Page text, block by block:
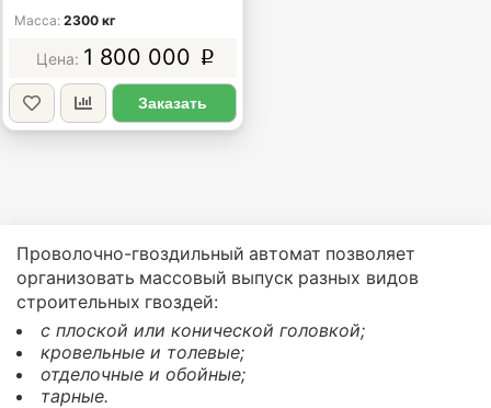
Масса 2300 кг
1 800 000 p
Заказать
Проволочно-гвоздильный автомат позволяет
организовать массовый выпуск разных видов
строительных гвоздей:
с плоской или конической головкой;
кровельные и толевые;
отделочные и обойные;
тарные.